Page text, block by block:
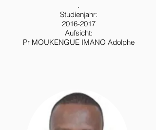
.
Studienjahr:
2016-2017
Aufsicht:
Pr MOUKENGUE IMANO Adolphe